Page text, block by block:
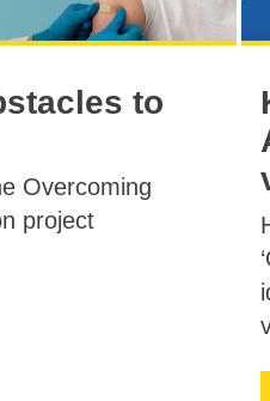
to
Overcoming
project